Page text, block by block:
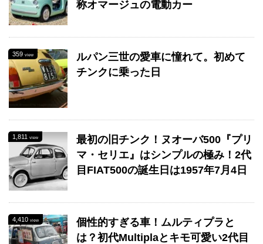
称オマージュの電動カー
359 view
ルパン三世の愛車に憧れて。初めて
チンクに乗った日
1,811 view
最初の旧チンク！ヌオーバ500『プリ
マ・セリエ』はシンプルの極み！2代
目FIAT500の誕生日は1957年7月4日
4,410 view
個性的すぎる車！ムルティプラと
は？初代Multiplaとキモ可愛い2代目